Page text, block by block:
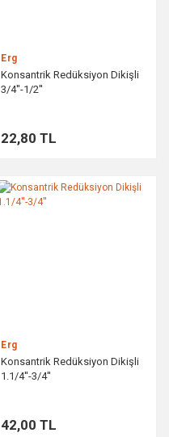
Erg
Konsantrik Redüksiyon Dikişli
3/4''-1/2''
22,80 TL
Erg
Konsantrik Redüksiyon Dikişli
1.1/4''-3/4''
42,00 TL